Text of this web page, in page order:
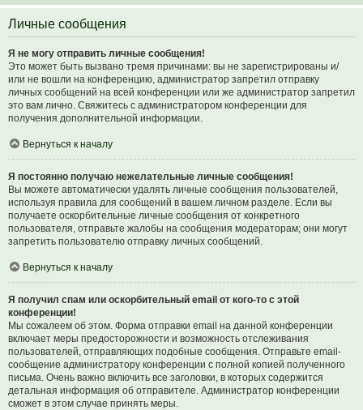
Личные сообщения
Я не могу отправить личные сообщения!
Это может быть вызвано тремя причинами: вы не зарегистрированы и/
или не вошли на конференцию, администратор запретил отправку
личных сообщений на всей конференции или же администратор запретил
это вам лично. Свяжитесь с администратором конференции для
получения дополнительной информации.
Вернуться к началу
Я постоянно получаю нежелательные личные сообщения!
Вы можете автоматически удалять личные сообщения пользователей,
используя правила для сообщений в вашем личном разделе. Если вы
получаете оскорбительные личные сообщения от конкретного
пользователя, отправьте жалобы на сообщения модераторам; они могут
запретить пользователю отправку личных сообщений.
Вернуться к началу
Я получил спам или оскорбительный email от кого-то с этой
конференции!
Мы сожалеем об этом. Форма отправки email на данной конференции
включает меры предосторожности и возможность отслеживания
пользователей, отправляющих подобные сообщения. Отправьте email-
сообщение администратору конференции с полной копией полученного
письма. Очень важно включить все заголовки, в которых содержится
детальная информация об отправителе. Администратор конференции
сможет в этом случае принять меры.